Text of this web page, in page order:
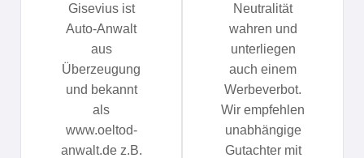
Gisevius ist
Auto-Anwalt
aus
Überzeugung
und bekannt
als
www.oeltod-
anwalt.de z.B.
Neutralität
wahren und
unterliegen
auch einem
Werbeverbot.
Wir empfehlen
unabhängige
Gutachter mit